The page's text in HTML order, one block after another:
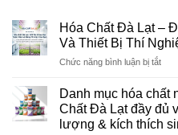
Hóa Chất Đà Lạt –
Và Thiết Bị Thí
Chức năng bình luận bị tắtở
Chất
Đà
Lạt
–
Danh mục hóa chất
Chất Đà Lạt đầy đủ
lượng & kích thích